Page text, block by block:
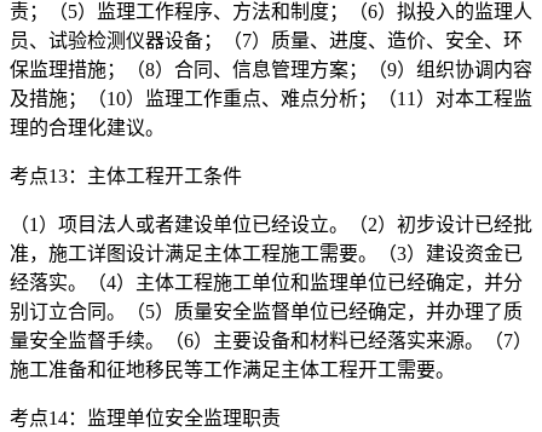
责；（5）监理工作程序、方法和制度；（6）拟投入的监理人
员、试验检测仪器设备；（7）质量、进度、造价、安全、环
保监理措施；（8）合同、信息管理方案；（9）组织协调内容
及措施；（10）监理工作重点、难点分析；（11）对本工程监
理的合理化建议。
考点13：主体工程开工条件
（1）项目法人或者建设单位已经设立。（2）初步设计已经批
准，施工详图设计满足主体工程施工需要。（3）建设资金已
经落实。（4）主体工程施工单位和监理单位已经确定，并分
别订立合同。（5）质量安全监督单位已经确定，并办理了质
量安全监督手续。（6）主要设备和材料已经落实来源。（7）
施工准备和征地移民等工作满足主体工程开工需要。
考点14：监理单位安全监理职责